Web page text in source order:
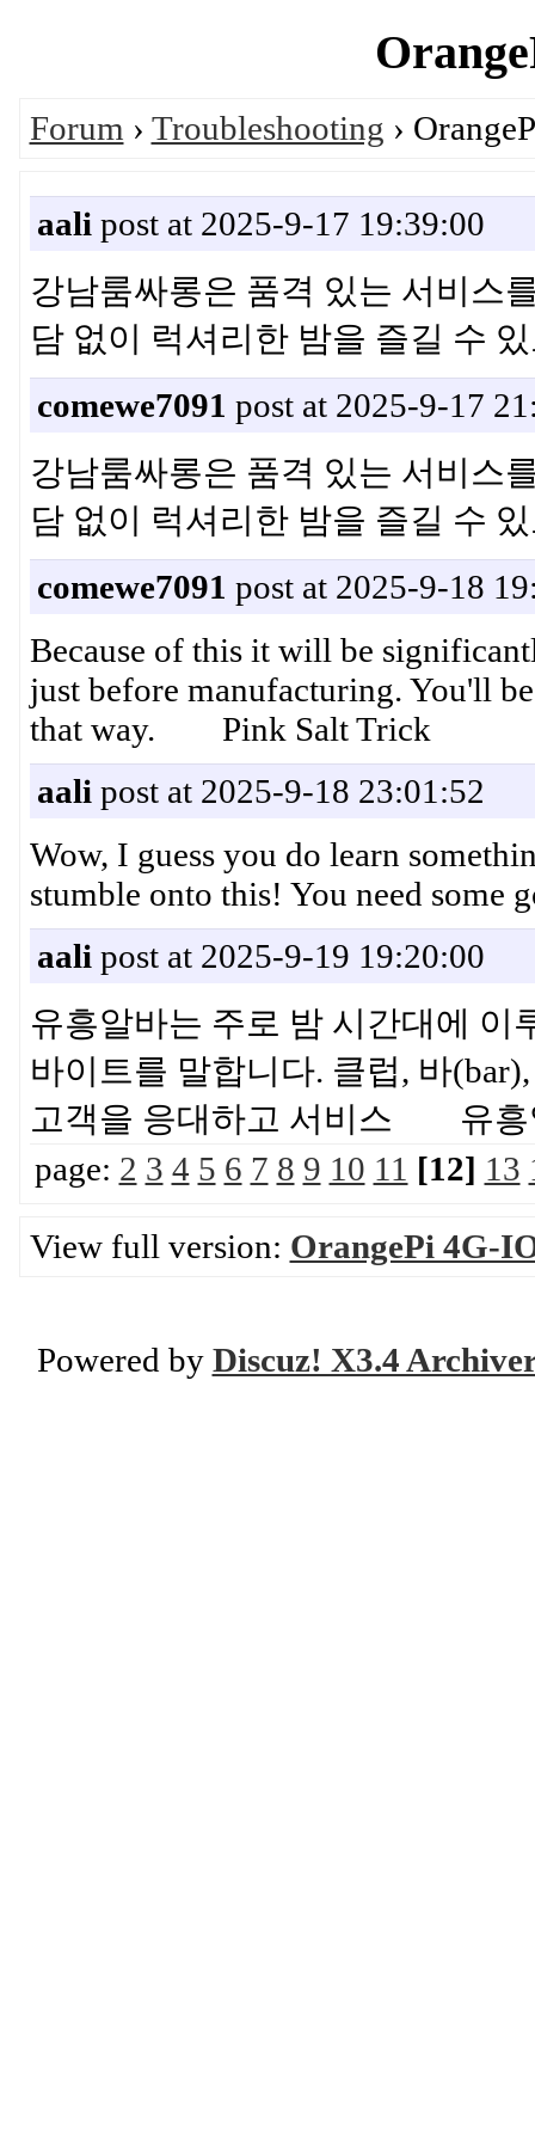
Forum › Troubleshooting ›
aali post at 2025-9-17 19:39:00
강남룸싸롱은 품격 있는 서비스
담 없이 럭셔리한 밤을 즐길
comewe7091 post at 2025-9-17
강남룸싸롱은 품격 있는 서비스
담 없이 럭셔리한 밤을 즐길
comewe7091 post at 2025-9-18
Because of this it will be
just before manufacturing. You'll
that way. Pink Salt Trick
aali post at 2025-9-18 23:01:52
Wow, I guess you do learn
stumble onto this! You need
aali post at 2025-9-19 19:20:00
유흥알바는 주로 밤 시간대에 이
바이트를 말합니다. 클럽, 바
고객을 응대하고 서비스 유흥
page: 2 3 4 5 6 7 8 9 10 11 [12] 13
View full version: OrangePi 4G-
Powered by Discuz! X3.4